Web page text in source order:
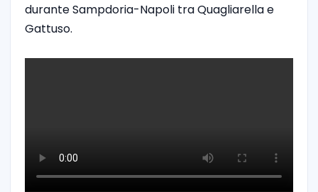
durante Sampdoria-Napoli tra Quagliarella e
Gattuso.